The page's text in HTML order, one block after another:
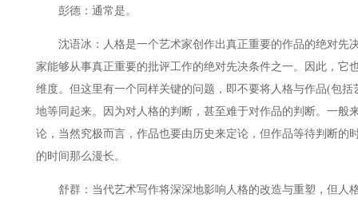
彭德：通常是。
沈语冰：人格是一个艺术家创作出真正重要的作品的绝对先
家能够从事真正重要的批评工作的绝对先决条件之一。因此，它
维度。但这里有一个同样关键的问题，即不要将人格与作品(包
地等同起来。因为对人格的判断，甚至难于对作品的判断。一般
论，当然究极而言，作品也要由历史来定论，但作品等待判断的
的时间那么漫长。
舒群：当代艺术写作将深深地影响人格的改造与重塑，但人